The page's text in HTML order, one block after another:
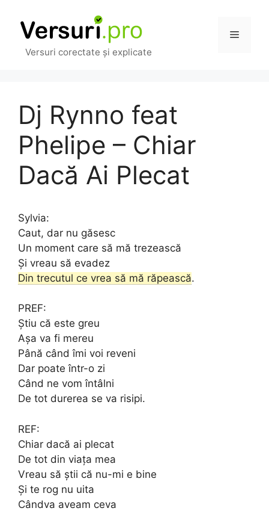
conținut
Versuri corectate și explicate
Meniu
Dj Rynno feat
Phelipe – Chiar
Dacă Ai Plecat
Sylvia:
Caut, dar nu găsesc
Un moment care să mă trezească
Și vreau să evadez
Din trecutul ce vrea să mă răpească.
PREF:
Știu că este greu
Așa va fi mereu
Până când îmi voi reveni
Dar poate într-o zi
Când ne vom întâlni
De tot durerea se va risipi.
REF:
Chiar dacă ai plecat
De tot din viața mea
Vreau să știi că nu-mi e bine
Și te rog nu uita
Cândva aveam ceva